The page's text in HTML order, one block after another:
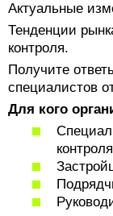
Актуальные
Тенденции
контроля.
Получите
специалистов
Для кого